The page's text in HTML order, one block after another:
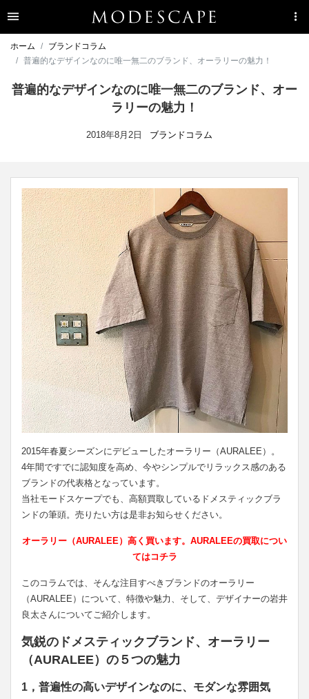
ホーム
ブランドコラム
普遍的なデザインなのに唯一無二のブランド、オーラリーの魅力！
普遍的なデザインなのに唯一無二のブランド、オー
ラリーの魅力！
2018年8月2日 ブランドコラム
2015年春夏シーズンにデビューしたオーラリー（AURALEE）。
4年間ですでに認知度を高め、今やシンプルでリラックス感のある
ブランドの代表格となっています。
当社モードスケープでも、高額買取しているドメスティックブラ
ンドの筆頭。売りたい方は是非お知らせください。
オーラリー（AURALEE）高く買います。AURALEEの買取につい
てはコチラ
このコラムでは、そんな注目すべきブランドのオーラリー
（AURALEE）について、特徴や魅力、そして、デザイナーの岩井
良太さんについてご紹介します。
気鋭のドメスティックブランド、オーラリー
（AURALEE）の５つの魅力
1，普遍性の高いデザインなのに、モダンな雰囲気